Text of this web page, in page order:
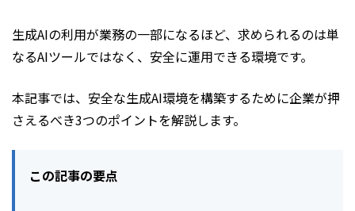
生成AIの利用が業務の一部になるほど、求められるのは単
なるAIツールではなく、安全に運用できる環境です。
本記事では、安全な生成AI環境を構築するために企業が押
さえるべき3つのポイントを解説します。
この記事の要点